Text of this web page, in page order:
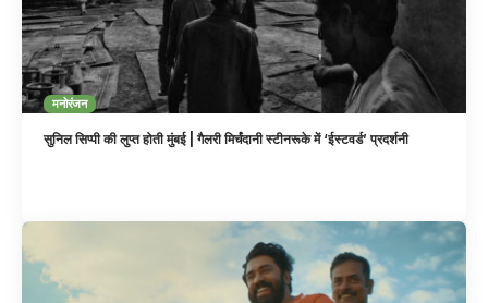
मनोरंजन
सुनिल सिप्पी की लुप्त होती मुंबई | गैलरी मिर्चंदानी स्टीनरूके में ‘ईस्टवर्ड’ प्रदर्शनी